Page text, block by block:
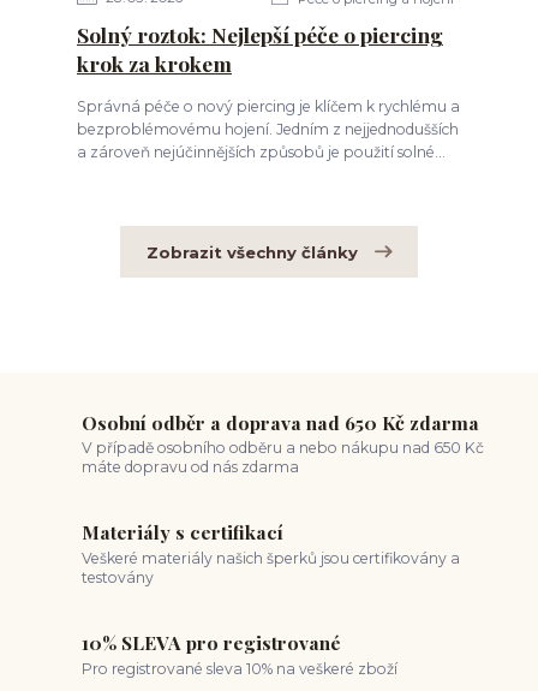
Solný roztok: Nejlepší péče o piercing
krok za krokem
Správná péče o nový piercing je klíčem k rychlému a
bezproblémovému hojení. Jedním z nejjednodušších
a zároveň nejúčinnějších způsobů je použití solné...
Zobrazit všechny články
Osobní odběr a doprava nad 650 Kč zdarma
V případě osobního odběru a nebo nákupu nad 650 Kč
máte dopravu od nás zdarma
Materiály s certifikací
Veškeré materiály našich šperků jsou certifikovány a
testovány
10% SLEVA pro registrované
Pro registrované sleva 10% na veškeré zboží